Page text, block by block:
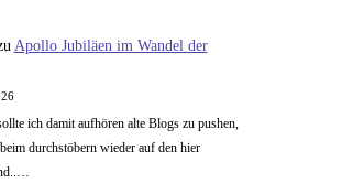
Apollo Jubiläen im Wandel der
ich damit aufhören alte Blogs zu pushen,
durchstöbern wieder auf den hier